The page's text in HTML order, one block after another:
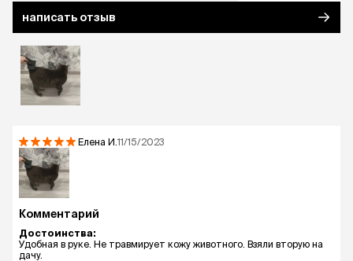
написать отзыв
Елена И.11/15/2023
Комментарий
Достоинства:
Удобная в руке. Не травмирует кожу животного. Взяли вторую на
дачу.